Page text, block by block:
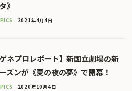
》
2021年4月4日
ゲネプロレポート】新国立劇場の新
ズンが《夏の夜の夢》で開幕！
2020年10月4日